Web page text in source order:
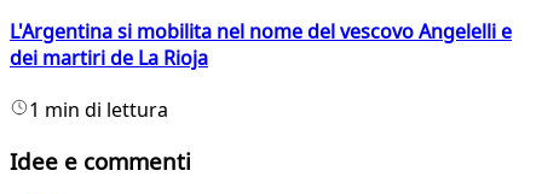
L'Argentina si mobilita nel nome del vescovo Angelelli e
dei martiri de La Rioja
1 min di lettura
Idee e commenti